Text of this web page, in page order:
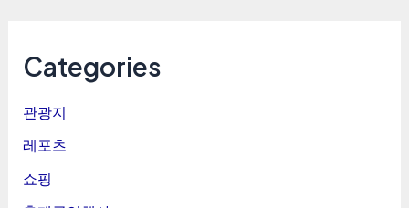
Categories
관광지
레포츠
쇼핑